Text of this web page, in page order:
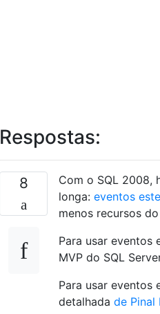
Respostas:
8
Com o SQL 2008,
longa: eventos
menos recursos
Para usar eventos
MVP do SQL
Para usar eventos
detalhada de Pinal